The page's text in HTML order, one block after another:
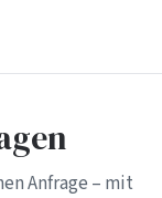
Anfrage – mit